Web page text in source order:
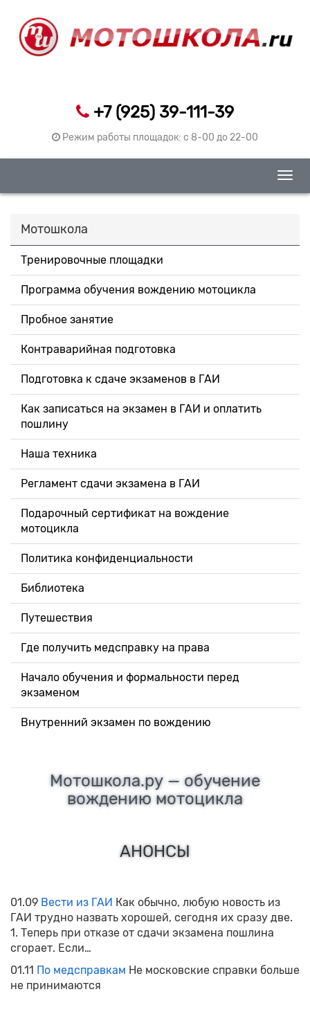
+7 (925) 39-111-39
Режим работы площадок: c 8-00 до 22-00
Мотошкола
Тренировочные площадки
Программа обучения вождению мотоцикла
Пробное занятие
Контраварийная подготовка
Подготовка к сдаче экзаменов в ГАИ
Как записаться на экзамен в ГАИ и оплатить
пошлину
Наша техника
Регламент сдачи экзамена в ГАИ
Подарочный сертификат на вождение
мотоцикла
Политика конфиденциальности
Библиотека
Путешествия
Где получить медсправку на права
Начало обучения и формальности перед
экзаменом
Внутренний экзамен по вождению
Мотошкола.ру — обучение
вождению мотоцикла
АНОНСЫ
01.09 Вести из ГАИ Как обычно, любую новость из
ГАИ трудно назвать хорошей, сегодня их сразу две.
1. Теперь при отказе от сдачи экзамена пошлина
сгорает. Если…
01.11 По медсправкам Не московские справки больше
не принимаются